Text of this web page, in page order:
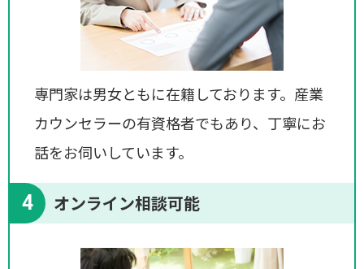
専門家は男女ともに在籍しております。産業
カウンセラーの有資格者でもあり、丁寧にお
話をお伺いしています。
4 オンライン相談可能